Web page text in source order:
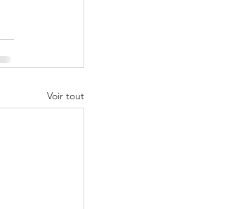
Voir tout